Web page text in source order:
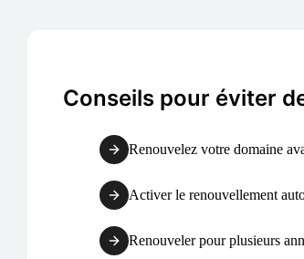
Conseils pour éviter
Renouvelez votre domaine
Activer le renouvellement
Renouveler pour plusieurs